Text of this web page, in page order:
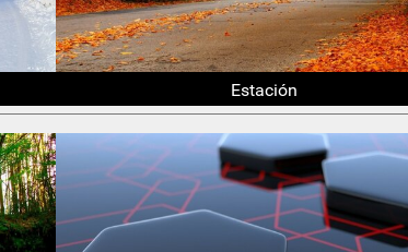
Estación